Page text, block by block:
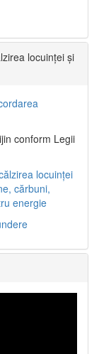
locuinței și
conform Legii
locuinței
cărbuni,
energie